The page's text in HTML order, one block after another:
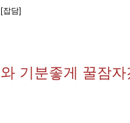
[잡담]
와 기분좋게 꿀잠자